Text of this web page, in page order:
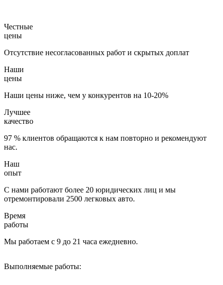
Честные
цены
Отсутствие несогласованных работ и скрытых доплат
Наши
цены
Наши цены ниже, чем у конкурентов на 10-20%
Лучшее
качество
97 % клиентов обращаются к нам повторно и рекомендуют
нас.
Наш
опыт
С нами работают более 20 юридических лиц и мы
отремонтировали 2500 легковых авто.
Время
работы
Мы работаем с 9 до 21 часа ежедневно.
Выполняемые работы: